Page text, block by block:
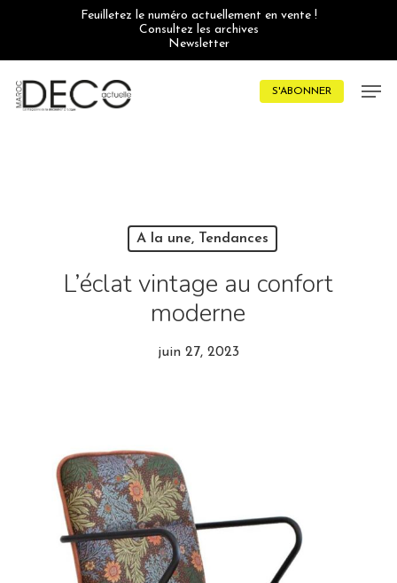
Feuilletez le numéro actuellement en vente !
Consultez les archives
Newsletter
S'ABONNER
A la une, Tendances
L’éclat vintage au confort
moderne
juin 27, 2023